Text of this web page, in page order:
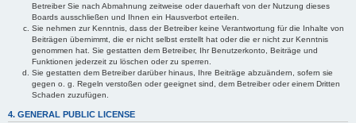
Betreiber Sie nach Abmahnung zeitweise oder dauerhaft von der Nutzung dieses
Boards ausschließen und Ihnen ein Hausverbot erteilen.
Sie nehmen zur Kenntnis, dass der Betreiber keine Verantwortung für die Inhalte von
Beiträgen übernimmt, die er nicht selbst erstellt hat oder die er nicht zur Kenntnis
genommen hat. Sie gestatten dem Betreiber, Ihr Benutzerkonto, Beiträge und
Funktionen jederzeit zu löschen oder zu sperren.
Sie gestatten dem Betreiber darüber hinaus, Ihre Beiträge abzuändern, sofern sie
gegen o. g. Regeln verstoßen oder geeignet sind, dem Betreiber oder einem Dritten
Schaden zuzufügen.
4. GENERAL PUBLIC LICENSE